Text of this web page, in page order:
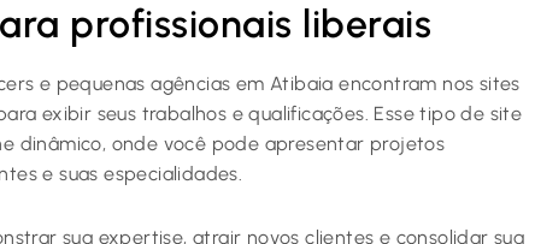
profissionais liberais
e pequenas agências em Atibaia encontram nos sites
exibir seus trabalhos e qualificações. Esse tipo de site
dinâmico, onde você pode apresentar projetos
e suas especialidades.
sua expertise, atrair novos clientes e consolidar sua